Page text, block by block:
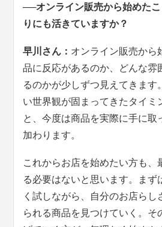
──オンライン販売から始めたこ
りにも活きていますか？
早川さん： オンライン販売から
品に反応があるのか、どんな雰
るのかが少しずつ見えてきます
い世界観が固まってきたタイミ
と、今度は商品を実際に手に取
加わります。
これからお店を始めたい方も、
る必要はないと思います。まず
く試しながら、自分のお店らし
られる商品を見つけていく。そ